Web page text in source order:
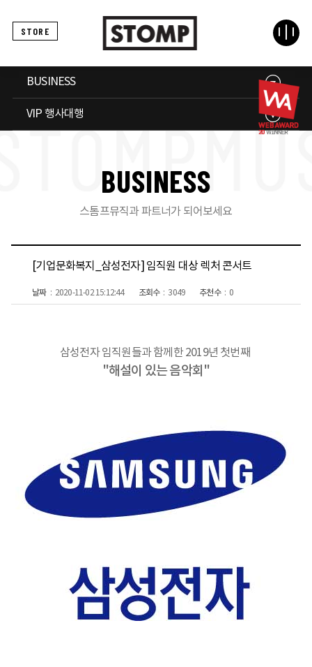
STORE
BUSINESS
VIP 행사대행
BUSINESS
스톰프뮤직과 파트너가 되어보세요
[기업문화복지_삼성전자] 임직원 대상 렉처 콘서트
날짜 2020-11-02 15:12:44 조회수 3049 추천수 0
삼성전자 임직원들과 함께한 2019년 첫번째
"해설이 있는 음악회"